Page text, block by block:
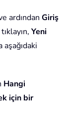
ardından Giriş
Yeni
Hangi
için bir